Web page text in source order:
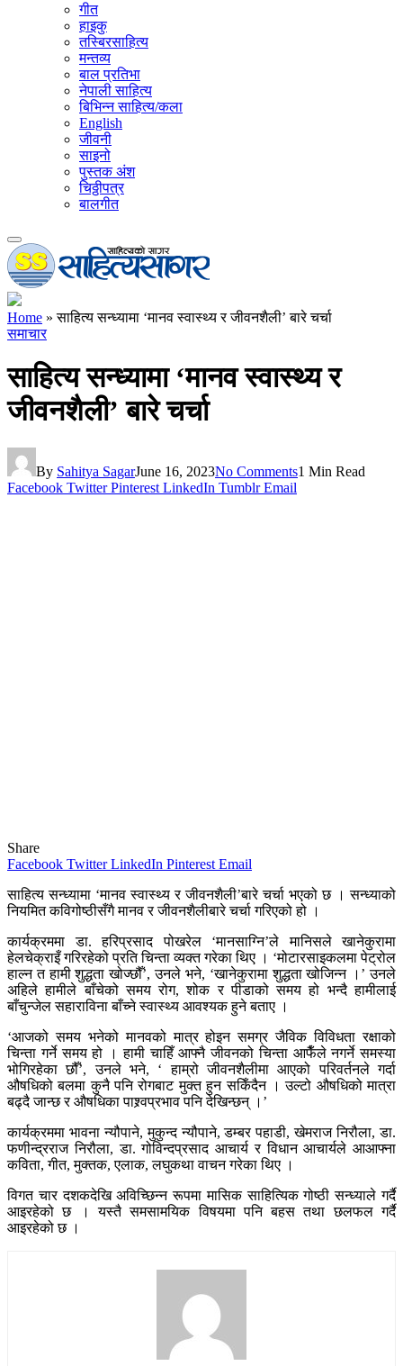
गीत
हाइकु
तस्बिरसाहित्य
मन्तव्य
बाल प्रतिभा
नेपाली साहित्य
बिभिन्न साहित्य/कला
English
जीवनी
साइनो
पुस्तक अंश
चिठ्ठीपत्र
बालगीत
Home »साहित्य सन्ध्यामा ‘मानव स्वास्थ्य र जीवनशैली’ बारे चर्चा
समाचार
साहित्य सन्ध्यामा ‘मानव स्वास्थ्य र
जीवनशैली’ बारे चर्चा
By Sahitya SagarJune 16, 2023No Comments1 Min Read
Facebook Twitter Pinterest LinkedIn Tumblr Email
Share
Facebook Twitter LinkedIn Pinterest Email
साहित्य सन्ध्यामा ‘मानव स्वास्थ्य र जीवनशैली’बारे चर्चा भएको छ । सन्ध्याको
नियमित कविगोष्ठीसँगै मानव र जीवनशैलीबारे चर्चा गरिएको हो ।
कार्यक्रममा डा. हरिप्रसाद पोखरेल ‘मानसाग्नि’ले मानिसले खानेकुरामा
हेलचेक्राइँ गरिरहेको प्रति चिन्ता व्यक्त गरेका थिए । ‘मोटारसाइकलमा पेट्रोल
हाल्न त हामी शुद्धता खोज्छौँ’, उनले भने, ‘खानेकुरामा शुद्धता खोजिन्न ।’ उनले
अहिले हामीले बाँचेको समय रोग, शोक र पीडाको समय हो भन्दै हामीलाई
बाँचुन्जेल सहाराविना बाँच्ने स्वास्थ्य आवश्यक हुने बताए ।
‘आजको समय भनेको मानवको मात्र होइन समग्र जैविक विविधता रक्षाको
चिन्ता गर्ने समय हो । हामी चाहिँ आफ्नै जीवनको चिन्ता आफैँले नगर्ने समस्या
भोगिरहेका छौँ’, उनले भने, ‘ हाम्रो जीवनशैलीमा आएको परिवर्तनले गर्दा
औषधिको बलमा कुनै पनि रोगबाट मुक्त हुन सकिँदैन । उल्टो औषधिको मात्रा
बढ्दै जान्छ र औषधिका पाश्र्वप्रभाव पनि देखिन्छन् ।’
कार्यक्रममा भावना न्यौपाने, मुकुन्द न्यौपाने, डम्बर पहाडी, खेमराज निरौला, डा.
फणीन्द्रराज निरौला, डा. गोविन्दप्रसाद आचार्य र विधान आचार्यले आआफ्ना
कविता, गीत, मुक्तक, एलाक, लघुकथा वाचन गरेका थिए ।
विगत चार दशकदेखि अविच्छिन्न रूपमा मासिक साहित्यिक गोष्ठी सन्ध्याले गर्दै
आइरहेको छ । यस्तै समसामयिक विषयमा पनि बहस तथा छलफल गर्दै
आइरहेको छ ।